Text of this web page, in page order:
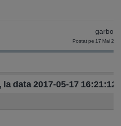
Postat pe 17 Mai
data 2017-05-17 16:21:12